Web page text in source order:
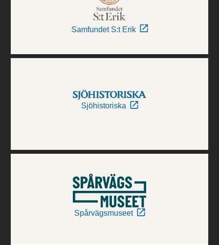
Samfundet S:t Erik
Sjöhistoriska
Spårvägsmuseet